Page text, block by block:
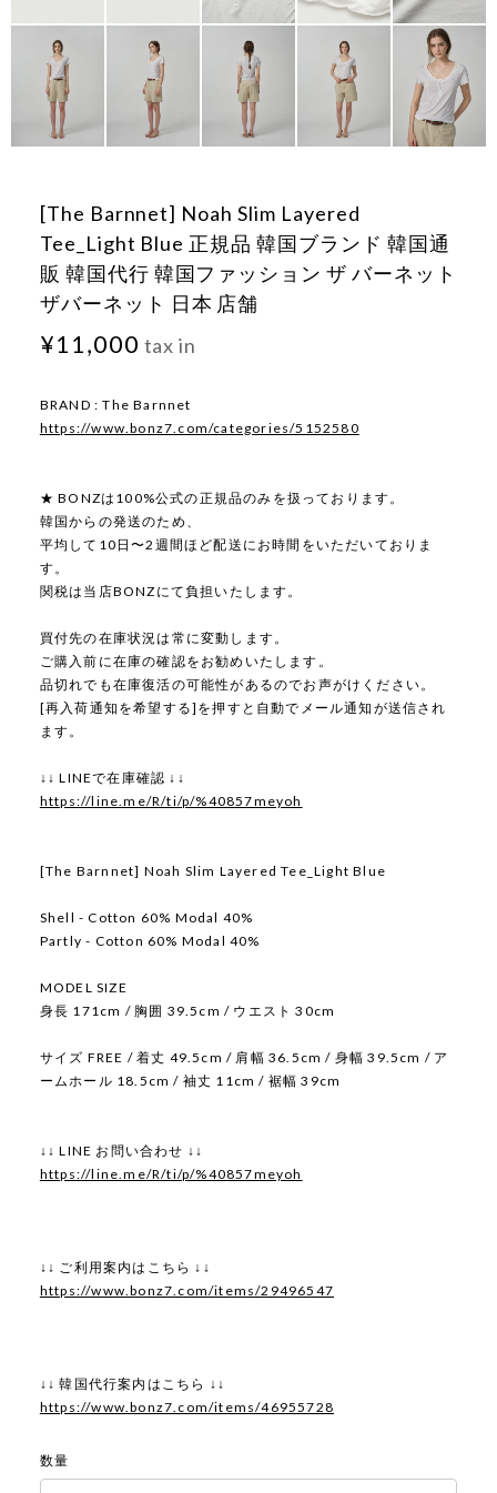
[The Barnnet] Noah Slim Layered
Tee_Light Blue 正規品 韓国ブランド 韓国通
販 韓国代行 韓国ファッション ザ バーネット
ザバーネット 日本 店舗
¥11,000 tax in
BRAND : The Barnnet
https://www.bonz7.com/categories/5152580
★ BONZは100%公式の正規品のみを扱っております。
韓国からの発送のため、
平均して10日〜2週間ほど配送にお時間をいただいておりま
す。
関税は当店BONZにて負担いたします。
買付先の在庫状況は常に変動します。
ご購入前に在庫の確認をお勧めいたします。
品切れでも在庫復活の可能性があるのでお声がけください。
[再入荷通知を希望する]を押すと自動でメール通知が送信され
ます。
↓↓ LINEで在庫確認 ↓↓
https://line.me/R/ti/p/%40857meyoh
[The Barnnet] Noah Slim Layered Tee_Light Blue
Shell - Cotton 60% Modal 40%
Partly - Cotton 60% Modal 40%
MODEL SIZE
身長 171cm / 胸囲 39.5cm / ウエスト 30cm
サイズ FREE / 着丈 49.5cm / 肩幅 36.5cm / 身幅 39.5cm / ア
ームホール 18.5cm / 袖丈 11cm / 裾幅 39cm
↓↓ LINE お問い合わせ ↓↓
https://line.me/R/ti/p/%40857meyoh
↓↓ ご利用案内はこちら ↓↓
https://www.bonz7.com/items/29496547
↓↓ 韓国代行案内はこちら ↓↓
https://www.bonz7.com/items/46955728
数量